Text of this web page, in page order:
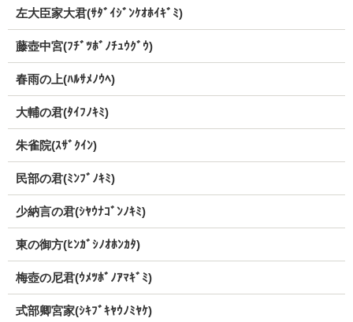
左大臣家大君(ｻﾀﾞｲｼﾞﾝｹｵﾎｲｷﾞﾐ)
藤壺中宮(ﾌﾁﾞﾂﾎﾞﾉﾁｭｳｸﾞｳ)
春雨の上(ﾊﾙｻﾒﾉｳﾍ)
大輔の君(ﾀｲﾌﾉｷﾐ)
朱雀院(ｽｻﾞｸｲﾝ)
民部の君(ﾐﾝﾌﾞﾉｷﾐ)
少納言の君(ｼﾔｳﾅｺﾞﾝﾉｷﾐ)
東の御方(ﾋﾝｶﾞｼﾉｵﾎﾝｶﾀ)
梅壺の尼君(ｳﾒﾂﾎﾞﾉｱﾏｷﾞﾐ)
式部卿宮家(ｼｷﾌﾞｷﾔｳﾉﾐﾔｹ)